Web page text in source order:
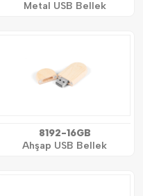
Metal USB Bellek
8192-16GB
Ahşap USB Bellek